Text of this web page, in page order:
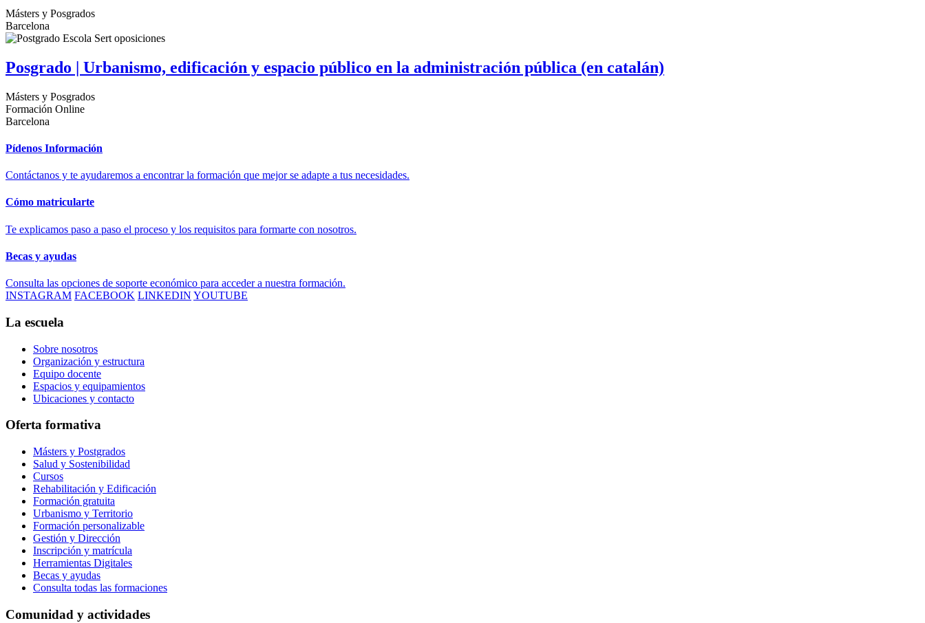
Másters y Posgrados
Barcelona
Posgrado | Urbanismo, edificación y espacio público en la administración pública (en catalán)
Másters y Posgrados
Formación Online
Barcelona
Pídenos Información
Contáctanos y te ayudaremos a encontrar la formación que mejor se adapte a tus necesidades.
Cómo matricularte
Te explicamos paso a paso el proceso y los requisitos para formarte con nosotros.
Becas y ayudas
Consulta las opciones de soporte económico para acceder a nuestra formación.
INSTAGRAM FACEBOOK LINKEDIN YOUTUBE
La escuela
Sobre nosotros
Organización y estructura
Equipo docente
Espacios y equipamientos
Ubicaciones y contacto
Oferta formativa
Másters y Postgrados
Salud y Sostenibilidad
Cursos
Rehabilitación y Edificación
Formación gratuita
Urbanismo y Territorio
Formación personalizable
Gestión y Dirección
Inscripción y matrícula
Herramientas Digitales
Becas y ayudas
Consulta todas las formaciones
Comunidad y actividades